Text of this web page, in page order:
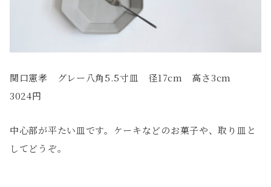
関口憲孝 グレー八角5.5寸皿 径17cm 高さ3cm
3024円
中心部が平たい皿です。ケーキなどのお菓子や、取り皿と
してどうぞ。